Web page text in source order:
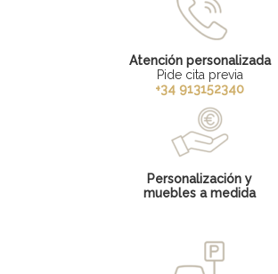
Atención personalizada
Pide cita previa
+34 913152340
Personalización y
muebles a medida